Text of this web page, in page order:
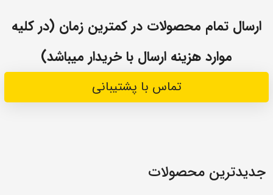
ارسال تمام محصولات در کمترین زمان (در کلیه
موارد هزینه ارسال با خریدار میباشد)
تماس با پشتیبانی
جدیدترین محصولات